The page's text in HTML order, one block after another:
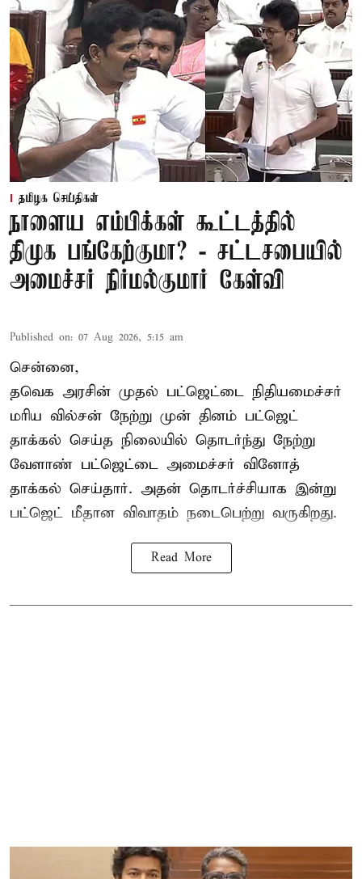
தமிழக செய்திகள்
நாளைய எம்பிக்கள் கூட்டத்தில்
திமுக பங்கேற்குமா? - சட்டசபையில்
அமைச்சர் நிர்மல்குமார் கேள்வி
Published on: 07 Aug 2026, 5:15 am
சென்னை,
தவெக அரசின் முதல் பட்ஜெட்டை நிதியமைச்சர்
மரிய வில்சன் நேற்று முன் தினம் பட்ஜெட்
தாக்கல் செய்த நிலையில் தொடர்ந்து நேற்று
வேளாண் பட்ஜெட்டை அமைச்சர் வினோத்
தாக்கல் செய்தார். அதன் தொடர்ச்சியாக இன்று
பட்ஜெட் மீதான விவாதம் நடைபெற்று வருகிறது.
Read More